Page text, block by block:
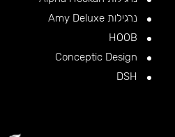
נרגילות Amy Deluxe